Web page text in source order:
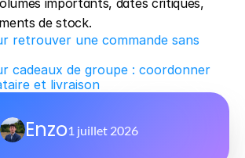
importants, dates critiques,
de stock.
retrouver une commande sans
cadeaux de groupe : coordonner
et livraison
Enzo1 juillet 2026